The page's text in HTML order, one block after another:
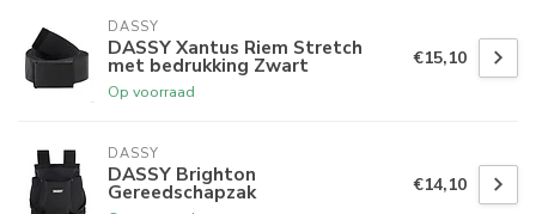
DASSY
DASSY Xantus Riem Stretch
met bedrukking Zwart
Op voorraad
€15,10
DASSY
DASSY Brighton
Gereedschapzak €14,10